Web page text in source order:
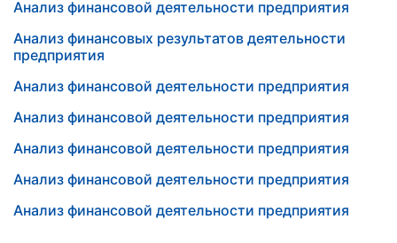
Анализ финансовой деятельности предприятия
Анализ финансовых результатов деятельности
предприятия
Анализ финансовой деятельности предприятия
Анализ финансовой деятельности предприятия
Анализ финансовой деятельности предприятия
Анализ финансовой деятельности предприятия
Анализ финансовой деятельности предприятия